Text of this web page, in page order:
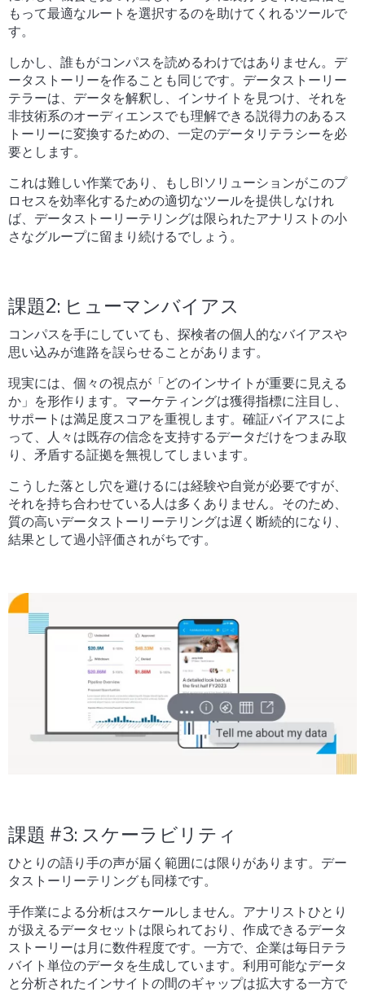
もって最適なルートを選択するのを助けてくれるツールで
す。
しかし、誰もがコンパスを読めるわけではありません。デ
ータストーリーを作ることも同じです。データストーリー
テラーは、データを解釈し、インサイトを見つけ、それを
非技術系のオーディエンスでも理解できる説得力のあるス
トーリーに変換するための、一定のデータリテラシーを必
要とします。
これは難しい作業であり、もしBIソリューションがこのプ
ロセスを効率化するための適切なツールを提供しなけれ
ば、データストーリーテリングは限られたアナリストの小
さなグループに留まり続けるでしょう。
課題2: ヒューマンバイアス
コンパスを手にしていても、探検者の個人的なバイアスや
思い込みが進路を誤らせることがあります。
現実には、個々の視点が「どのインサイトが重要に見える
か」を形作ります。マーケティングは獲得指標に注目し、
サポートは満足度スコアを重視します。確証バイアスによ
って、人々は既存の信念を支持するデータだけをつまみ取
り、矛盾する証拠を無視してしまいます。
こうした落とし穴を避けるには経験や自覚が必要ですが、
それを持ち合わせている人は多くありません。そのため、
質の高いデータストーリーテリングは遅く断続的になり、
結果として過小評価されがちです。
課題 #3: スケーラビリティ
ひとりの語り手の声が届く範囲には限りがあります。デー
タストーリーテリングも同様です。
手作業による分析はスケールしません。アナリストひとり
が扱えるデータセットは限られており、作成できるデータ
ストーリーは月に数件程度です。一方で、企業は毎日テラ
バイト単位のデータを生成しています。利用可能なデータ
と分析されたインサイトの間のギャップは拡大する一方で